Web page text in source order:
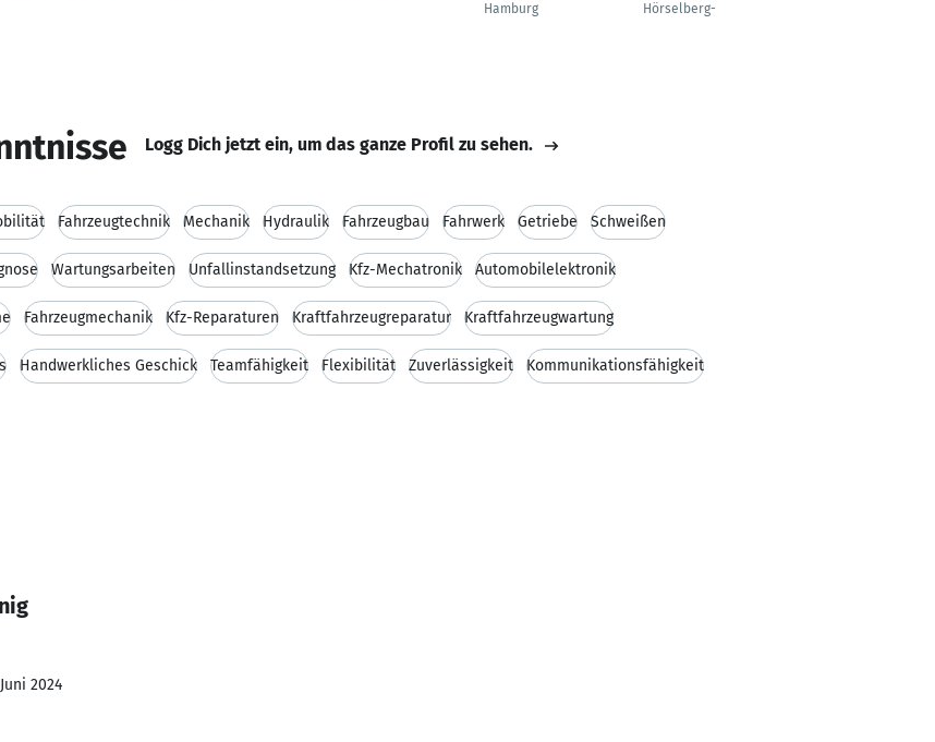
Hamburg
Hörselberg-Hainich
Logg Dich jetzt ein, um das ganze Profil zu sehen.
Fahrzeugtechnik Mechanik Hydraulik Fahrzeugbau Fahrwerk Getriebe Schweißen
Wartungsarbeiten Unfallinstandsetzung Kfz-Mechatronik Automobilelektronik
Fahrzeugmechanik Kfz-Reparaturen Kraftfahrzeugreparatur Kraftfahrzeugwartung
Handwerkliches Geschick Teamfähigkeit Flexibilität Zuverlässigkeit Kommunikationsfähigkeit
2024